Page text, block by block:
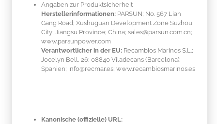
Angaben zur Produktsicherheit
Herstellerinformationen: PARSUN; No. 567 Lian
Gang Road; Xushuguan Development Zone Suzhou
City; Jiangsu Province; China; sales@parsun.com.cn;
www.parsunpower.com
Verantwortlicher in der EU: Recambios Marinos S.L.;
Jocelyn Bell, 26; 08840 Viladecans (Barcelona);
Spanien; info@recmar.es; www.recambiosmarinos.es
Kanonische (offizielle) URL: